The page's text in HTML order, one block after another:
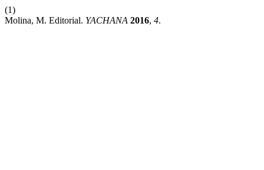
(1)
Molina, M. Editorial. YACHANA 2016, 4.